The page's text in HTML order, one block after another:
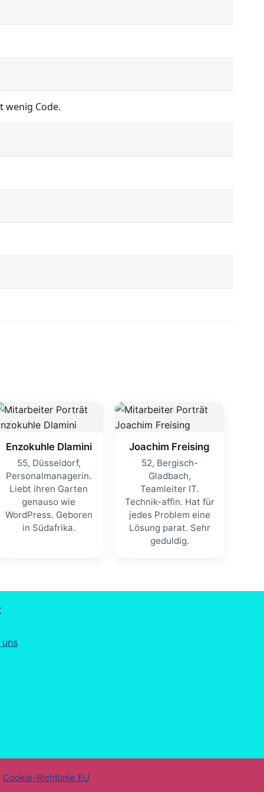
Code.
Enzokuhle Dlamini
55, Düsseldorf,
Personalmanagerin.
Liebt ihren Garten
genauso wie
WordPress. Geboren
in Südafrika.
Joachim Freising
52, Bergisch-
Gladbach,
Teamleiter IT.
Technik-affin. Hat für
jedes Problem eine
Lösung parat. Sehr
geduldig.
Cookie-Richtlinie EU